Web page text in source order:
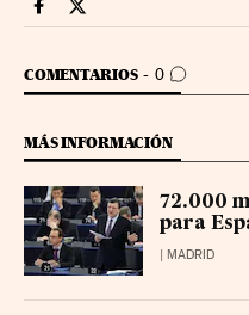
Economia Cinco Días en
Economia Cinco
COMENTARIOS 0
IR A LOS
MÁS INFORMACIÓN
72.000
para
| MADRID